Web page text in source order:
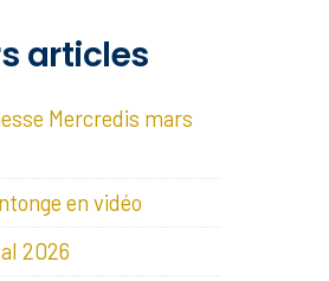
articles
Mercredis mars
en vidéo
2026